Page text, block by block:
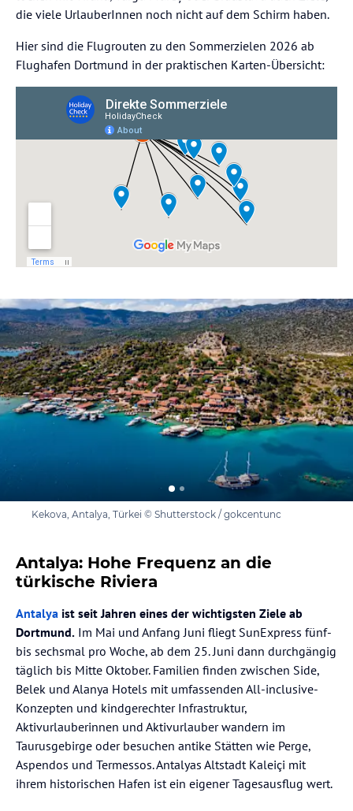
die viele UrlauberInnen noch nicht auf dem Schirm haben.
Hier sind die Flugrouten zu den Sommerzielen 2026 ab
Flughafen Dortmund in der praktischen Karten-Übersicht:
Kekova, Antalya, Türkei © Shutterstock / gokcentunc
Antalya: Hohe Frequenz an die
türkische Riviera
Antalya ist seit Jahren eines der wichtigsten Ziele ab
Dortmund. Im Mai und Anfang Juni fliegt SunExpress fünf-
bis sechsmal pro Woche, ab dem 25. Juni dann durchgängig
täglich bis Mitte Oktober. Familien finden zwischen Side,
Belek und Alanya Hotels mit umfassenden All-inclusive-
Konzepten und kindgerechter Infrastruktur,
Aktivurlauberinnen und Aktivurlauber wandern im
Taurusgebirge oder besuchen antike Stätten wie Perge,
Aspendos und Termessos. Antalyas Altstadt Kaleiçi mit
ihrem historischen Hafen ist ein eigener Tagesausflug wert.